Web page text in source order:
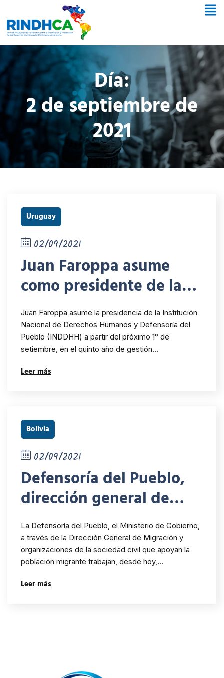
Día:
2 de septiembre de
2021
Uruguay
02/09/2021
Juan Faroppa asume
como presidente de la
INDDHH
Juan Faroppa asume la presidencia de la Institución
Nacional de Derechos Humanos y Defensoría del
Pueblo (INDDHH) a partir del próximo 1° de
setiembre, en el quinto año de gestión…
Leer más
Bolivia
02/09/2021
Defensoría del Pueblo,
dirección general de
migración y
organizaciones trabajan
en la reglamentación de
dos decretos en favor de
La Defensoría del Pueblo, el Ministerio de Gobierno,
a través de la Dirección General de Migración y
organizaciones de la sociedad civil que apoyan la
población migrante trabajan, desde hoy,…
Leer más